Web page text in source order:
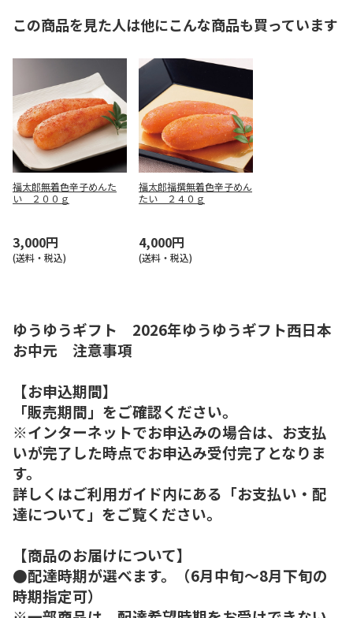
この商品を見た人は他にこんな商品も買っています
福太郎無着色辛子めんた
い ２００ｇ
3,000円
(送料・税込)
福太郎福撰無着色辛子めん
たい ２４０ｇ
4,000円
(送料・税込)
ゆうゆうギフト 2026年ゆうゆうギフト西日本
お中元 注意事項
【お申込期間】
「販売期間」をご確認ください。
※インターネットでお申込みの場合は、お支払
いが完了した時点でお申込み受付完了となりま
す。
詳しくはご利用ガイド内にある「お支払い・配
達について」をご覧ください。
【商品のお届けについて】
●配達時期が選べます。（6月中旬～8月下旬の
時期指定可）